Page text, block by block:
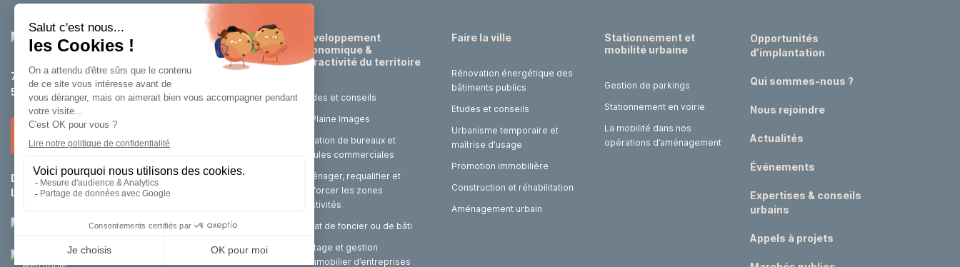
75 rue de Tournai
59200 Tourcoing
Du lundi au jeudi :8h30 – 12h / 14h – 18h
Le vendredi :8h30 – 12h / 14h – 17h
Développement
économique &
attractivité du territoire
Etudes et conseils
La Plaine Images
Location de bureaux et
cellules commerciales
Aménager, requalifier et
renforcer les zones
d’activités
Achat de foncier ou de bâti
Portage et gestion
d’immobilier d’entreprises
Faire la ville
Rénovation énergétique des
bâtiments publics
Etudes et conseils
Urbanisme temporaire et
maîtrise d’usage
Promotion immobilière
Construction et réhabilitation
Aménagement urbain
Stationnement et
mobilité urbaine
Gestion de parkings
Stationnement en voirie
La mobilité dans nos
opérations d’aménagement
Opportunités
d’implantation
Qui sommes-nous ?
Nous rejoindre
Actualités
Événements
Expertises & conseils
urbains
Appels à projets